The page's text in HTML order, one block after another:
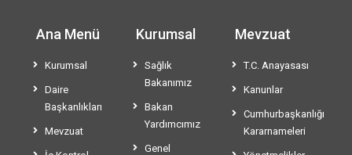
Ana Menü
Kurumsal
Daire
Başkanlıkları
Mevzuat
Kurumsal
Sağlık
Bakanımız
Bakan
Yardımcımız
Genel
Mevzuat
T.C. Anayasası
Kanunlar
Cumhurbaşkanlığı
Kararnameleri